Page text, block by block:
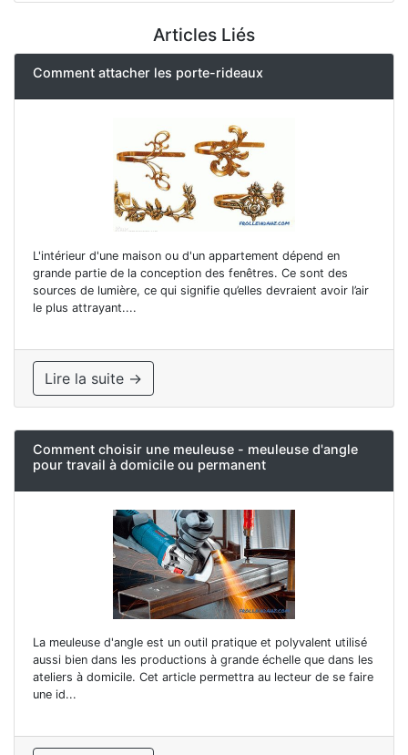
Articles Liés
Comment attacher les porte-rideaux
L'intérieur d'une maison ou d'un appartement dépend en
grande partie de la conception des fenêtres. Ce sont des
sources de lumière, ce qui signifie qu’elles devraient avoir l’air
le plus attrayant....
Lire la suite →
Comment choisir une meuleuse - meuleuse d'angle
pour travail à domicile ou permanent
La meuleuse d'angle est un outil pratique et polyvalent utilisé
aussi bien dans les productions à grande échelle que dans les
ateliers à domicile. Cet article permettra au lecteur de se faire
une id...